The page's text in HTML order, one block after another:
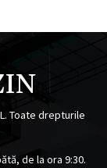
Toate drepturile
de la ora 9:30.